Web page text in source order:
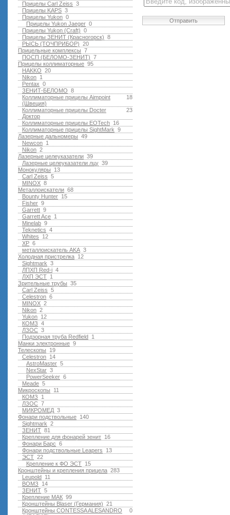
3
Прицелы Carl Zeiss
3
Прицелы KAPS
0
Прицелы Yukon
0
Прицелы Yukon Jaeger
0
Прицелы Yukon (Craft)
8
Прицелы ЗЕНИТ (Красногорск)
20
РЫСЬ (ТОЧПРИБОР)
7
Прицельные комплексы
7
ПОСП (БЕЛОМО-ЗЕНИТ)
95
Прицелы коллиматорные
20
HAKKO
1
Nikon
0
Pentax
8
ЗЕНИТ-БЕЛОМО
18
Коллиматорные прицелы Aimpoint
(Швеция)
23
Коллиматорные прицелы Docter
Доктор
16
Коллиматорные прицелы EOTech
9
Коллиматорные прицелы SightMark
49
Лазерные дальномеры
1
Newcon
2
Nikon
39
Лазерные целеуказатели
39
Лазерные целеуказатели лцу
13
Монокуляры
5
Carl Zeiss
8
MINOX
68
Металлоискатели
15
Bounty Hunter
9
Fisher
9
Garrett
1
Garrett Ace
9
Minelab
4
Teknetics
12
Whites
6
XP
3
металлоискатель AKA
12
Холодная пристрелка
3
Sightmark
4
ЛПХП Red-i
1
ЛХП ЭСТ
35
Зрительные трубы
5
Carl Zeiss
6
Celestron
2
MINOX
2
Nikon
12
Yukon
4
КОМЗ
3
ЛЗОС
1
Подзорная труба Redfield
9
Манки электронные
19
Телескопы
14
Celestron
5
AstroMaster
3
NexStar
6
PowerSeeker
5
Meade
11
Микроскопы
1
КОМЗ
7
ЛЗОС
3
МИКРОМЕД
140
Фонари подствольные
2
Sightmark
81
ЗЕНИТ
16
Крепление для фонарей зенит
6
Фонари Барс
13
Фонари подствольные Leapers
22
ЭСТ
15
Крепление к ФО ЭСТ
283
Кронштейны и крепления прицела
11
Leupold
14
ВОМЗ
5
ЗЕНИТ
99
Крепление МАК
21
Кронштейны Blaser (Германия)
0
Кронштейны CONTESSA ALESANDRO
Отправить